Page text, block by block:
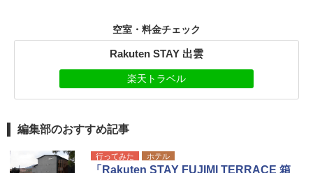
空室・料金チェック
Rakuten STAY 出雲
楽天トラベル
編集部のおすすめ記事
行ってみた ホテル
「Rakuten STAY FUJIMI TERRACE 箱